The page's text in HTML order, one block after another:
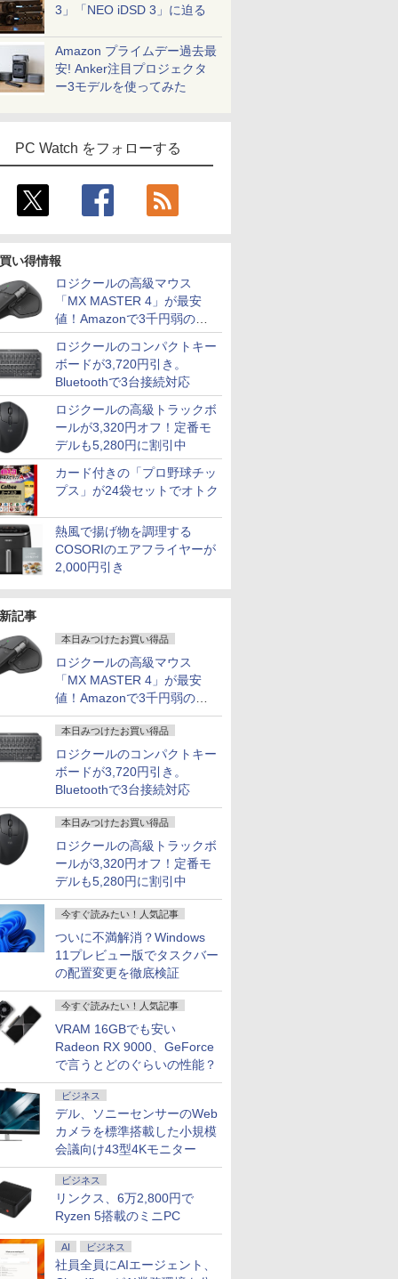
3」「NEO iDSD 3」に迫る
Amazon プライムデー過去最
安! Anker注目プロジェクタ
ー3モデルを使ってみた
PC Watch をフォローする
い得情報
ロジクールの高級マウス
「MX MASTER 4」が最安
値！Amazonで3千円弱の割
引
ロジクールのコンパクトキー
ボードが3,720円引き。
Bluetoothで3台接続対応
ロジクールの高級トラックボ
ールが3,320円オフ！定番モ
デルも5,280円に割引中
カード付きの「プロ野球チッ
プス」が24袋セットでオトク
熱風で揚げ物を調理する
COSORIのエアフライヤーが
2,000円引き
記事
本日みつけたお買い得品
ロジクールの高級マウス
「MX MASTER 4」が最安
値！Amazonで3千円弱の割
引
本日みつけたお買い得品
ロジクールのコンパクトキー
ボードが3,720円引き。
Bluetoothで3台接続対応
本日みつけたお買い得品
ロジクールの高級トラックボ
ールが3,320円オフ！定番モ
デルも5,280円に割引中
今すぐ読みたい！人気記事
ついに不満解消？Windows
11プレビュー版でタスクバー
の配置変更を徹底検証
今すぐ読みたい！人気記事
VRAM 16GBでも安い
Radeon RX 9000、GeForce
で言うとどのぐらいの性能？
ビジネス
デル、ソニーセンサーのWeb
カメラを標準搭載した小規模
会議向け43型4Kモニター
ビジネス
リンクス、6万2,800円で
Ryzen 5搭載のミニPC
AI ビジネス
社員全員にAIエージェント、